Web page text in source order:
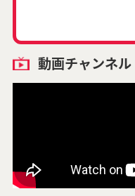
動画チャンネル